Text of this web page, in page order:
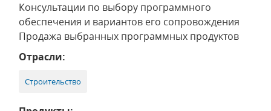
Консультации по выбору программного
обеспечения и вариантов его сопровождения
Продажа выбранных программных продуктов
Отрасли:
Строительство